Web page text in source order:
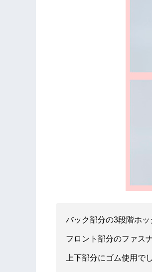
バック部分の3段階ホ
フロント部分のファス
上下部分にゴム使用で